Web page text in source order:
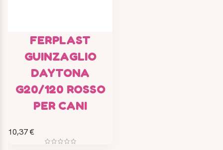
FERPLAST
GUINZAGLIO
DAYTONA
G20/120 ROSSO
PER CANI
10,37 €